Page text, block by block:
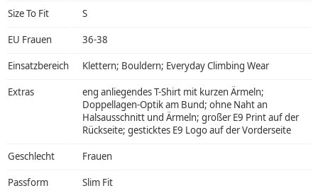
Size To Fit S
EU Frauen 36-38
Einsatzbereich Klettern; Bouldern; Everyday Climbing Wear
Extras
eng anliegendes T-Shirt mit kurzen Ärmeln;
Doppellagen-Optik am Bund; ohne Naht an
Halsausschnitt und Ärmeln; großer E9 Print auf der
Rückseite; gesticktes E9 Logo auf der Vorderseite
Geschlecht Frauen
Passform Slim Fit